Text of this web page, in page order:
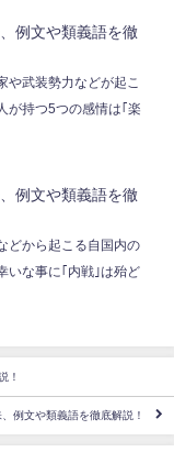
例文や類義語を徹
や武装勢力などが起こ
が持つ5つの感情は｢楽
例文や類義語を徹
どから起こる自国内の
いな事に｢内戦｣は殆ど
！
例文や類義語を徹底解説！